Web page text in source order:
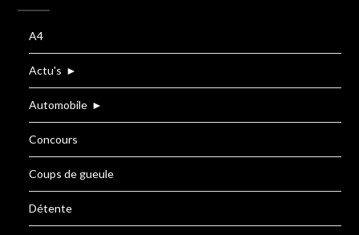
A4
Actu's ►
Automobile ►
Concours
Coups de gueule
Détente